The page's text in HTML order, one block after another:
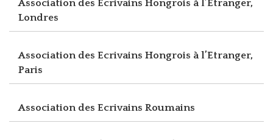
Association des Ecrivains Hongrois à l’Etranger,
Londres
Association des Ecrivains Hongrois à l’Etranger,
Paris
Association des Ecrivains Roumains